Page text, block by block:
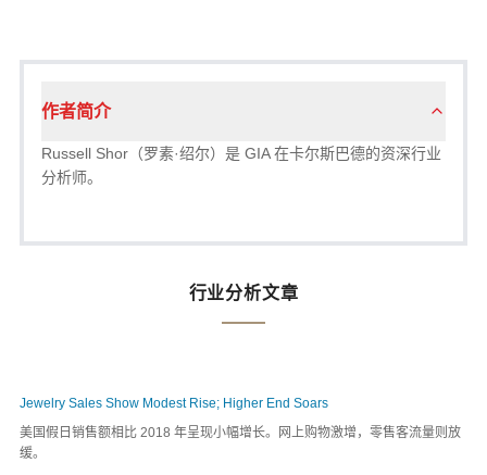
作者简介
Russell Shor（罗素·绍尔）是 GIA 在卡尔斯巴德的资深行业
分析师。
行业分析文章
Jewelry Sales Show Modest Rise; Higher End Soars
美国假日销售额相比 2018 年呈现小幅增长。网上购物激增，零售客流量则放
缓。